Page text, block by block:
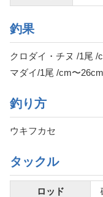
釣果
クロダイ・チヌ /1尾 /
マダイ/1尾 /cm〜
釣り方
ウキフカセ
タックル
ロッド